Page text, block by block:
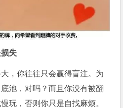
失
，你往往只会赢得盲注。为
池，对吗？而且你没有被翻
玩，否则你只是自找麻烦。